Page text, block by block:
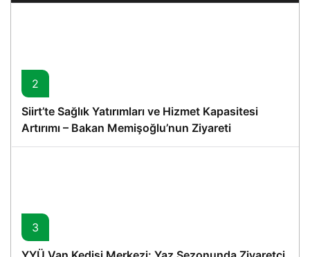
2
Siirt’te Sağlık Yatırımları ve Hizmet Kapasitesi
Artırımı – Bakan Memişoğlu’nun Ziyareti
3